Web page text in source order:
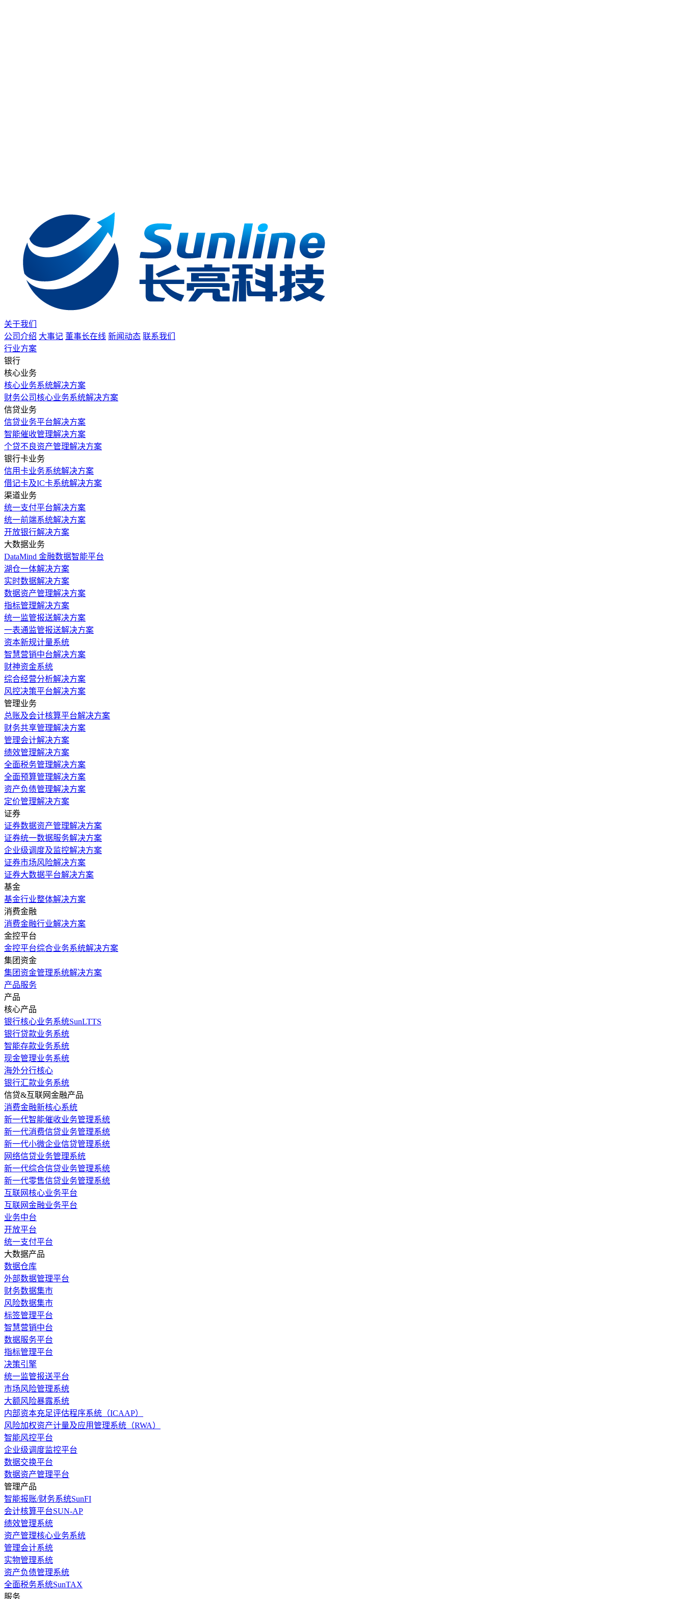
关于我们
公司介绍 大事记 董事长在线 新闻动态 联系我们
行业方案
银行
核心业务
核心业务系统解决方案
财务公司核心业务系统解决方案
信贷业务
信贷业务平台解决方案
智能催收管理解决方案
个贷不良资产管理解决方案
银行卡业务
信用卡业务系统解决方案
借记卡及IC卡系统解决方案
渠道业务
统一支付平台解决方案
统一前端系统解决方案
开放银行解决方案
大数据业务
DataMind 金融数据智能平台
湖仓一体解决方案
实时数据解决方案
数据资产管理解决方案
指标管理解决方案
统一监管报送解决方案
一表通监管报送解决方案
资本新规计量系统
智慧营销中台解决方案
财神资金系统
综合经营分析解决方案
风控决策平台解决方案
管理业务
总账及会计核算平台解决方案
财务共享管理解决方案
管理会计解决方案
绩效管理解决方案
全面税务管理解决方案
全面预算管理解决方案
资产负债管理解决方案
定价管理解决方案
证券
证券数据资产管理解决方案
证券统一数据服务解决方案
企业级调度及监控解决方案
证券市场风险解决方案
证券大数据平台解决方案
基金
基金行业整体解决方案
消费金融
消费金融行业解决方案
金控平台
金控平台综合业务系统解决方案
集团资金
集团资金管理系统解决方案
产品服务
产品
核心产品
银行核心业务系统SunLTTS
银行贷款业务系统
智能存款业务系统
现金管理业务系统
海外分行核心
银行汇款业务系统
信贷&互联网金融产品
消费金融新核心系统
新一代智能催收业务管理系统
新一代消费信贷业务管理系统
新一代小微企业信贷管理系统
网络信贷业务管理系统
新一代综合信贷业务管理系统
新一代零售信贷业务管理系统
互联网核心业务平台
互联网金融业务平台
业务中台
开放平台
统一支付平台
大数据产品
数据仓库
外部数据管理平台
财务数据集市
风险数据集市
标签管理平台
智慧营销中台
数据服务平台
指标管理平台
决策引擎
统一监管报送平台
市场风险管理系统
大额风险暴露系统
内部资本充足评估程序系统（ICAAP）
风险加权资产计量及应用管理系统（RWA）
智能风控平台
企业级调度监控平台
数据交换平台
数据资产管理平台
管理产品
智能报账/财务系统SunFI
会计核算平台SUN-AP
绩效管理系统
资产管理核心业务系统
管理会计系统
实物管理系统
资产负债管理系统
全面税务系统SunTAX
服务